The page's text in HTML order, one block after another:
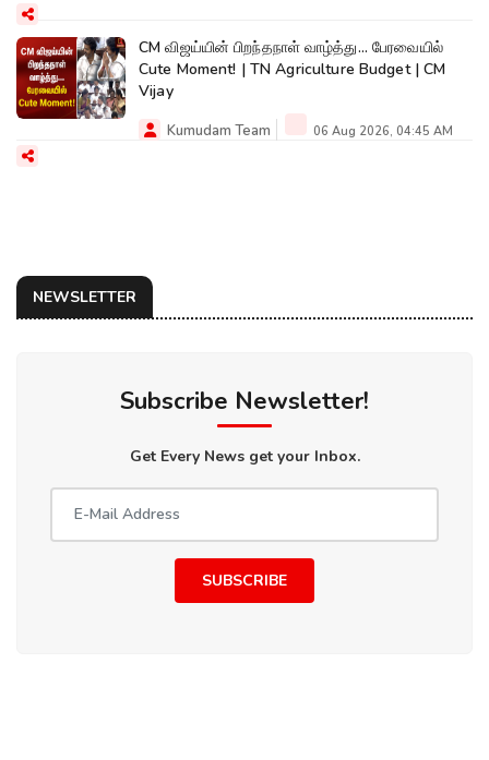
CM விஜய்யின் பிறந்தநாள் வாழ்த்து... பேரவையில்
Cute Moment! | TN Agriculture Budget | CM
Vijay
Kumudam Team 06 Aug 2026, 04:45 AM
NEWSLETTER
Subscribe Newsletter!
Get Every News get your Inbox.
SUBSCRIBE